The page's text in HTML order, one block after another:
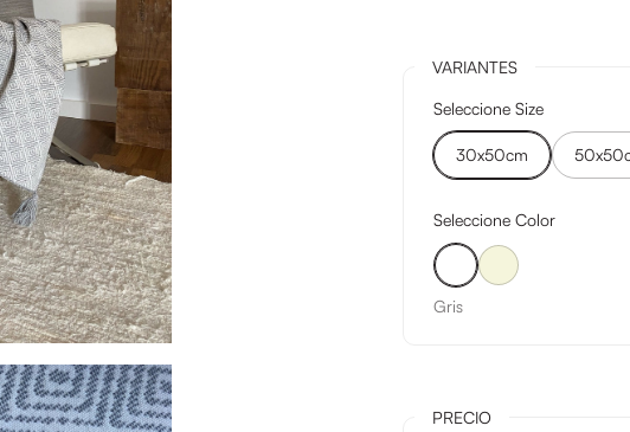
VARIANTES
Seleccione Size
30x50cm
Seleccione Color
Gris Beige
Gris
PRECIO